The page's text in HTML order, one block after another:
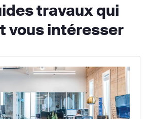
travaux qui
vous intéresser